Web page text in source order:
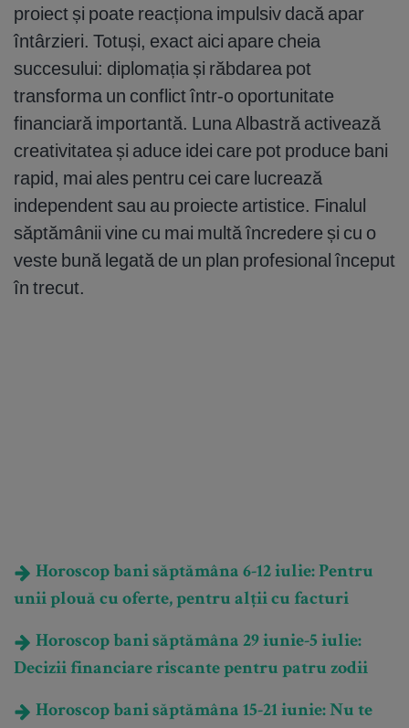
proiect și poate reacționa impulsiv dacă apar
întârzieri. Totuși, exact aici apare cheia
succesului: diplomația și răbdarea pot
transforma un conflict într-o oportunitate
financiară importantă. Luna Albastră activează
creativitatea și aduce idei care pot produce bani
rapid, mai ales pentru cei care lucrează
independent sau au proiecte artistice. Finalul
săptămânii vine cu mai multă încredere și cu o
veste bună legată de un plan profesional început
în trecut.
Horoscop bani săptămâna 6-12 iulie: Pentru
unii plouă cu oferte, pentru alții cu facturi
Horoscop bani săptămâna 29 iunie-5 iulie:
Decizii financiare riscante pentru patru zodii
Horoscop bani săptămâna 15-21 iunie: Nu te